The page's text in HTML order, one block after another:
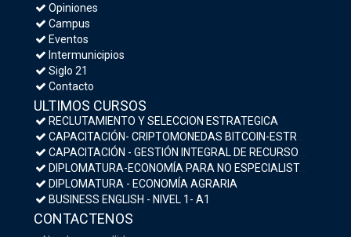
Opiniones
Campus
Eventos
Intermunicipios
Siglo 21
Contacto
ULTIMOS CURSOS
RECLUTAMIENTO Y SELECCION ESTRATEGICA
CAPACITACIÓN- CRIPTOMONEDAS BITCOIN-ESTRATEGIAS DE INVERSIÓN Y MEDIDAS DE SEGURIDAD
CAPACITACIÓN - GESTIÓN INTEGRAL DE RECURSOS HUMANOS
DIPLOMATURA-ECONOMÍA PARA NO ESPECIALISTAS- MACROECONOMÍA Y POLÍTICA ECONÓMICA
DIPLOMATURA - ECONOMÍA AGRARIA
BUSINESS ENGLISH - NIVEL 1- A1
CONTACTENOS